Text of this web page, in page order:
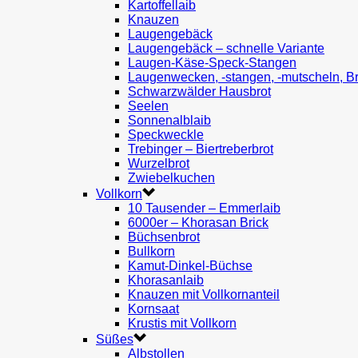
Kartoffellaib
Knauzen
Laugengebäck
Laugengebäck – schnelle Variante
Laugen-Käse-Speck-Stangen
Laugenwecken, -stangen, -mutscheln,
Schwarzwälder Hausbrot
Seelen
Sonnenalblaib
Speckweckle
Trebinger – Biertreberbrot
Wurzelbrot
Zwiebelkuchen
Vollkorn
10 Tausender – Emmerlaib
6000er – Khorasan Brick
Büchsenbrot
Bullkorn
Kamut-Dinkel-Büchse
Khorasanlaib
Knauzen mit Vollkornanteil
Kornsaat
Krustis mit Vollkorn
Süßes
Albstollen